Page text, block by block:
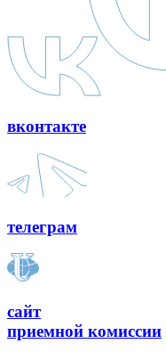
вконтакте
телеграм
сайт
приемной комиссии